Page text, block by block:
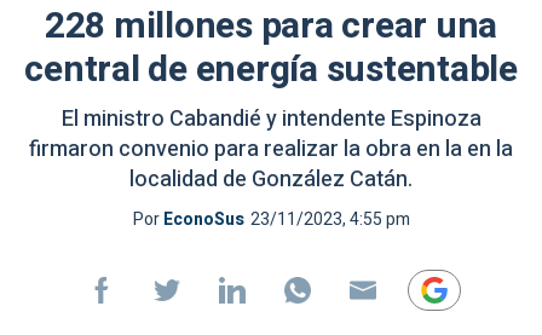
228 millones para crear una
central de energía sustentable
El ministro Cabandié y intendente Espinoza
firmaron convenio para realizar la obra en la en la
localidad de González Catán.
PorEconoSus 23/11/2023, 4:55 pm